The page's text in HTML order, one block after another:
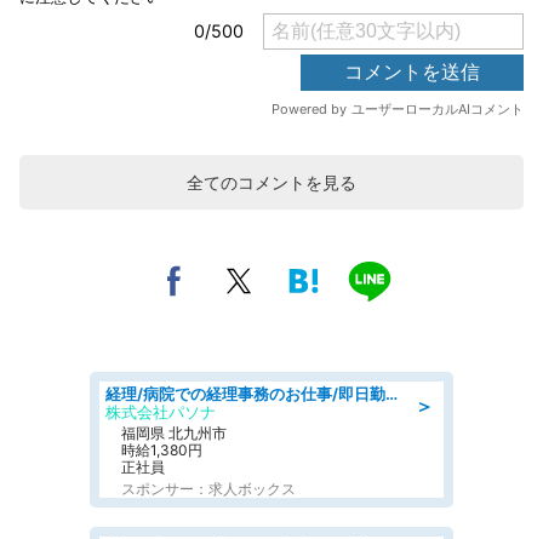
全てのコメントを見る
＞
経理/病院での経理事務のお仕事/即日勤務可/車通勤可/経理/一般事務
株式会社パソナ
福岡県 北九州市
時給1,380円
正社員
スポンサー：求人ボックス